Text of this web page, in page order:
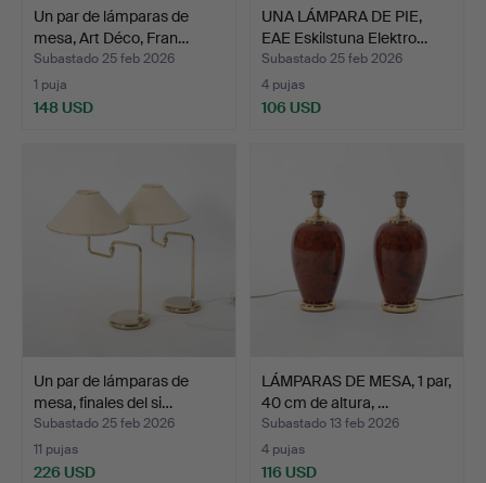
Un par de lámparas de
mesa, Art Déco, Fran…
Subastado 25 feb 2026
1 puja
148 USD
UNA LÁMPARA DE PIE,
EAE Eskilstuna Elektro…
Subastado 25 feb 2026
4 pujas
106 USD
Un par de lámparas de
mesa, finales del si…
Subastado 25 feb 2026
11 pujas
226 USD
LÁMPARAS DE MESA, 1 par,
40 cm de altura, …
Subastado 13 feb 2026
4 pujas
116 USD